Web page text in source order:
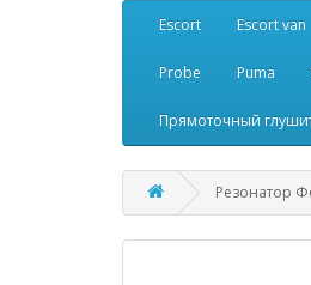
Escort Escort van
Probe Puma
Прямоточный
Резонатор